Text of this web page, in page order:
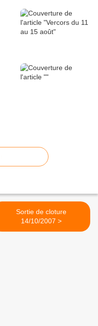
Sortie de cloture
14/10/2007 >